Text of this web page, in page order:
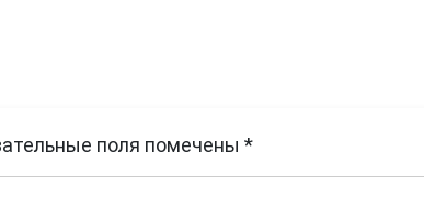
поля помечены *